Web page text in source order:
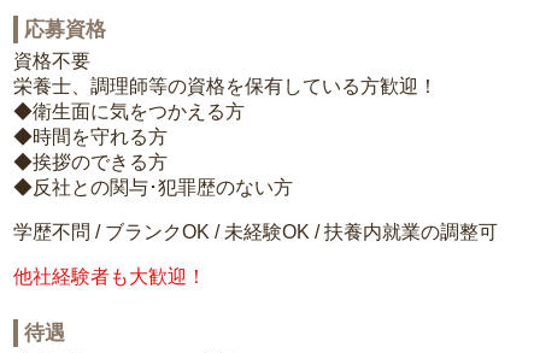
応募資格
資格不要
栄養士、調理師等の資格を保有している方歓迎！
◆衛生面に気をつかえる方
◆時間を守れる方
◆挨拶のできる方
◆反社との関与･犯罪歴のない方
学歴不問 / ブランクOK / 未経験OK / 扶養内就業の調整可
他社経験者も大歓迎！
待遇